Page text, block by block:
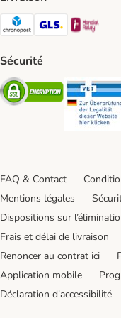
Chronopost
GLS
Sécurité
Security
FAQ & Contact
Mentions légales
Dispositions sur
Frais et délai de livraison
Renoncer au contrat ici
Application mobile
Déclaration d'accessibilité